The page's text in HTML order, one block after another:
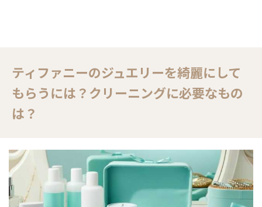
ティファニーのジュエリーを綺麗にして
もらうには？クリーニングに必要なもの
は？